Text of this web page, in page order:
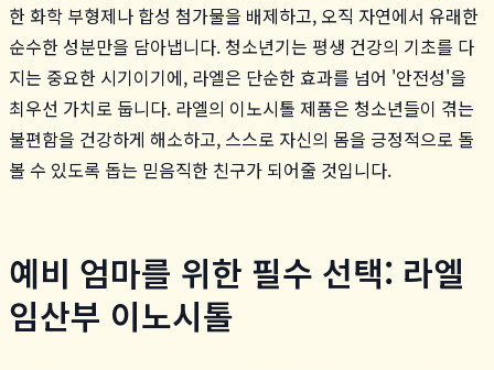
한 화학 부형제나 합성 첨가물을 배제하고, 오직 자연에서 유래한
순수한 성분만을 담아냅니다. 청소년기는 평생 건강의 기초를 다
지는 중요한 시기이기에, 라엘은 단순한 효과를 넘어 '안전성'을
최우선 가치로 둡니다. 라엘의 이노시톨 제품은 청소년들이 겪는
불편함을 건강하게 해소하고, 스스로 자신의 몸을 긍정적으로 돌
볼 수 있도록 돕는 믿음직한 친구가 되어줄 것입니다.
예비 엄마를 위한 필수 선택: 라엘
임산부 이노시톨